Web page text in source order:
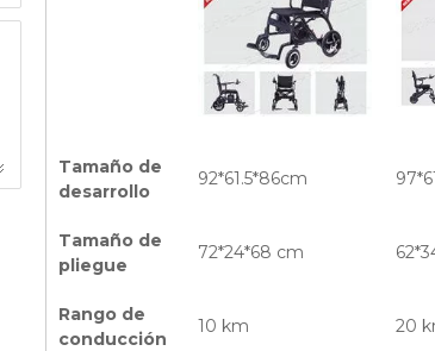
Tamaño de
desarrollo
92*61.5*86cm
Tamaño de
pliegue
72*24*68 cm
Rango de
conducción
10 km 20